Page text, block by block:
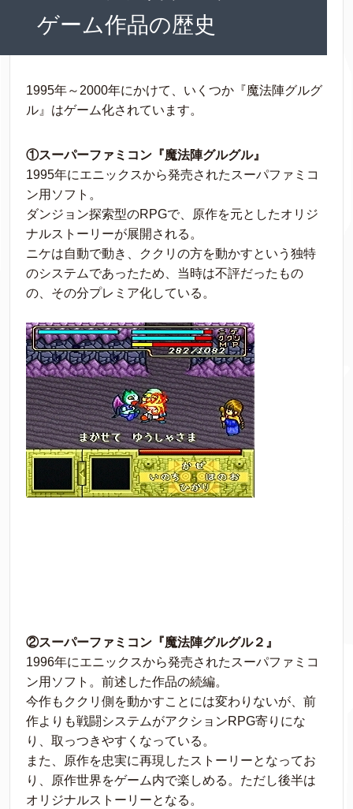
ゲーム作品の歴史
1995年～2000年にかけて、いくつか『魔法陣グルグ
ル』はゲーム化されています。
①スーパーファミコン『魔法陣グルグル』
1995年にエニックスから発売されたスーパファミコ
ン用ソフト。
ダンジョン探索型のRPGで、原作を元としたオリジ
ナルストーリーが展開される。
ニケは自動で動き、ククリの方を動かすという独特
のシステムであったため、当時は不評だったもの
の、その分プレミア化している。
②スーパーファミコン『魔法陣グルグル２』
1996年にエニックスから発売されたスーパファミコ
ン用ソフト。前述した作品の続編。
今作もククリ側を動かすことには変わりないが、前
作よりも戦闘システムがアクションRPG寄りにな
り、取っつきやすくなっている。
また、原作を忠実に再現したストーリーとなってお
り、原作世界をゲーム内で楽しめる。ただし後半は
オリジナルストーリーとなる。